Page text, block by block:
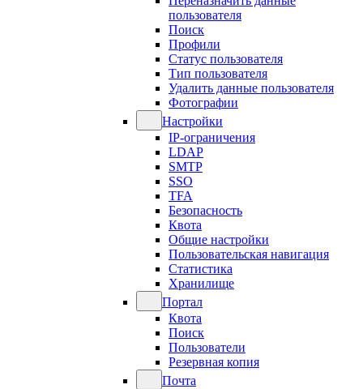
пользователя
Поиск
Профили
Статус пользователя
Тип пользователя
Удалить данные пользователя
Фотографии
Настройки
IP-ограничения
LDAP
SMTP
SSO
TFA
Безопасность
Квота
Общие настройки
Пользовательская навигация
Статистика
Хранилище
Портал
Квота
Поиск
Пользователи
Резервная копия
Почта